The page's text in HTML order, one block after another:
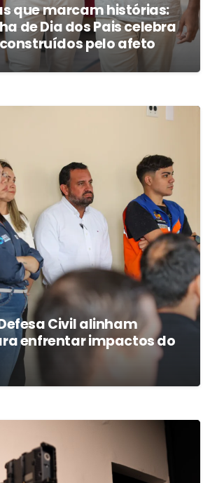
que marcam histórias:
de Dia dos Pais celebra
pelo afeto
Civil alinham
enfrentar impactos do